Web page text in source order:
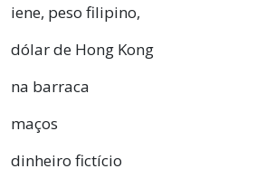
iene, peso filipino,
dólar de Hong Kong
na barraca
maços
dinheiro fictício